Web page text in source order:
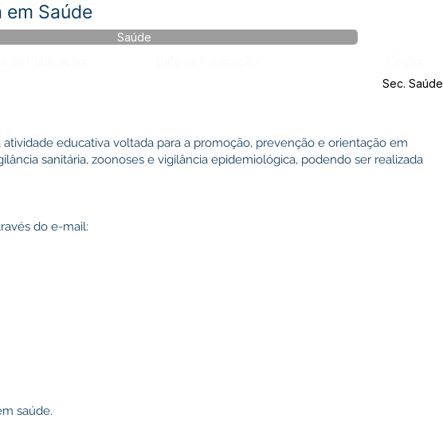
em Saúde
Saúde
Sec. Saúde
educativa voltada para a promoção, prevenção e orientação em
sanitária, zoonoses e vigilância epidemiológica, podendo ser realizada
do e-mail:
saúde.